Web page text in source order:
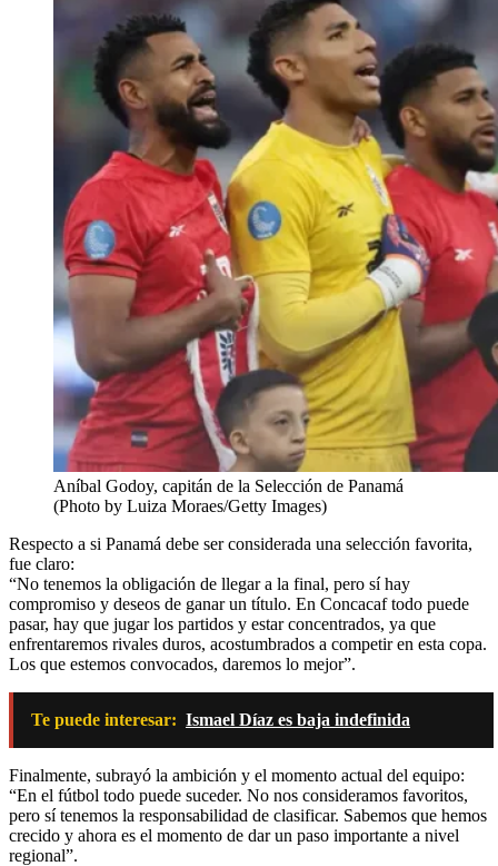
Aníbal Godoy, capitán de la Selección de Panamá
(Photo by Luiza Moraes/Getty Images)
Respecto a si Panamá debe ser considerada una selección favorita,
fue claro:
“No tenemos la obligación de llegar a la final, pero sí hay
compromiso y deseos de ganar un título. En Concacaf todo puede
pasar, hay que jugar los partidos y estar concentrados, ya que
enfrentaremos rivales duros, acostumbrados a competir en esta copa.
Los que estemos convocados, daremos lo mejor”.
Te puede interesar: Ismael Díaz es baja indefinida
Finalmente, subrayó la ambición y el momento actual del equipo:
“En el fútbol todo puede suceder. No nos consideramos favoritos,
pero sí tenemos la responsabilidad de clasificar. Sabemos que hemos
crecido y ahora es el momento de dar un paso importante a nivel
regional”.